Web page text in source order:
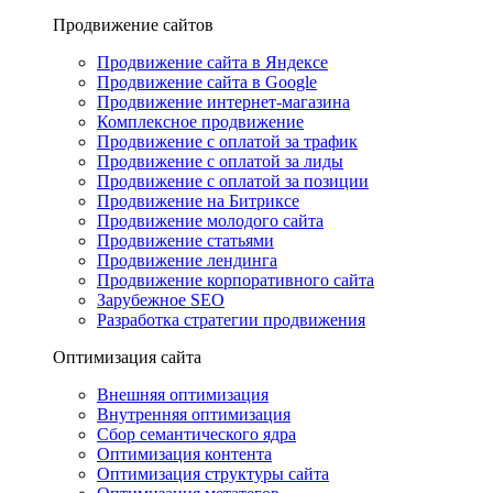
Продвижение сайтов
Продвижение сайта в Яндексе
Продвижение сайта в Google
Продвижение интернет-магазина
Комплексное продвижение
Продвижение с оплатой за трафик
Продвижение с оплатой за лиды
Продвижение с оплатой за позиции
Продвижение на Битриксе
Продвижение молодого сайта
Продвижение статьями
Продвижение лендинга
Продвижение корпоративного сайта
Зарубежное SEO
Разработка стратегии продвижения
Оптимизация сайта
Внешняя оптимизация
Внутренняя оптимизация
Сбор семантического ядра
Оптимизация контента
Оптимизация структуры сайта